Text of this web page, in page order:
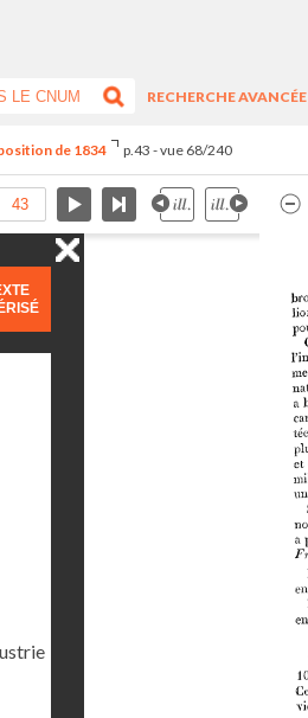
RECHERCHE AVANCÉE
de 1834 p.43 - vue 68/240